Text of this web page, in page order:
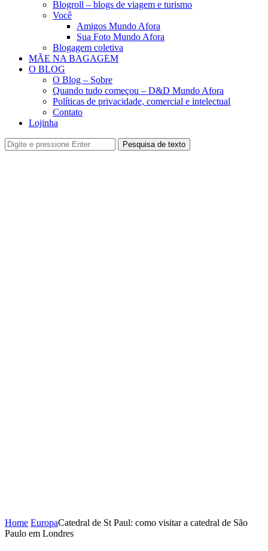
Blogroll – blogs de viagem e turismo
Você
Amigos Mundo Afora
Sua Foto Mundo Afora
Blogagem coletiva
MÃE NA BAGAGEM
O BLOG
O Blog – Sobre
Quando tudo começou – D&D Mundo Afora
Políticas de privacidade, comercial e intelectual
Contato
Lojinha
Pesquisa de texto
Home EuropaCatedral de St Paul: como visitar a catedral de São
Paulo em Londres